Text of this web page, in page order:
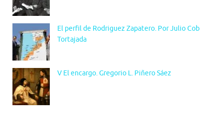
El perfil de Rodriguez Zapatero. Por Julio Cob
Tortajada
V El encargo. Gregorio L. Piñero Sáez